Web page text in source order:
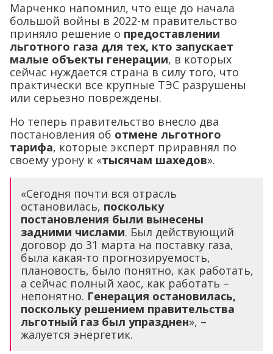
Марченко напомнил, что еще до начала
большой войны в 2022-м правительство
приняло решение о предоставлении
льготного газа для тех, кто запускает
малые объекты генерации, в которых
сейчас нуждается страна в силу того, что
практически все крупные ТЭС разрушены
или серьезно повреждены.
Но теперь правительство внесло два
постановления об отмене льготного
тарифа, которые эксперт приравнял по
своему урону к «тысячам шахедов».
«Сегодня почти вся отрасль
остановилась, поскольку
постановления были вынесены
задними числами. Был действующий
договор до 31 марта на поставку газа,
была какая-то прогнозируемость,
плановость, было понятно, как работать,
а сейчас полный хаос, как работать –
непонятно. Генерация остановилась,
поскольку решением правительства
льготный газ был упразднен», –
жалуется энергетик.